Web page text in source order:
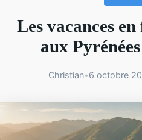
Les vacances
aux
Christian•6 octobre